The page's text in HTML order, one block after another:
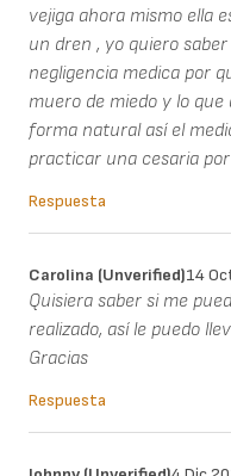
vejiga ahora mismo ella
un dren , yo quiero
negligencia medica por
muero de miedo y lo
forma natural así el
practicar una cesaria
Respuesta
Carolina (unverified)14
Quisiera saber si me
realizado, así le puedo
Gracias
Respuesta